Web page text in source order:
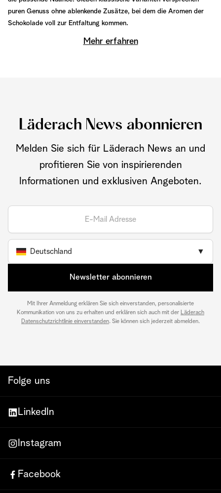
puren Genuss ohne ablenkende Zusätze, bei dem die Aromen der
Schokolade voll zur Entfaltung kommen.
Mehr erfahren
Läderach News abonnieren
Melden Sie sich für Läderach News an und
profitieren Sie von inspirierenden
Informationen und exklusiven Angeboten.
Deutschland ▼
Newsletter abonnieren
Mit Ihrer Anmeldung erklären Sie sich einverstanden, personalisierte
Kommunikation von uns zu erhalten und erklären sich auch mit der Läderach
Datenschutzrichtlinie einverstanden. Sie können sich jederzeit abmelden.
Folge uns
LinkedIn
Instagram
Facebook